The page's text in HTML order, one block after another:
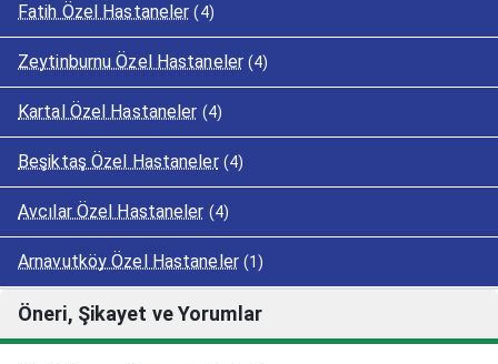
Fatih Özel Hastaneler (4)
Zeytinburnu Özel Hastaneler (4)
Kartal Özel Hastaneler (4)
Beşiktaş Özel Hastaneler (4)
Avcılar Özel Hastaneler (4)
Arnavutköy Özel Hastaneler (1)
Öneri, Şikayet ve Yorumlar